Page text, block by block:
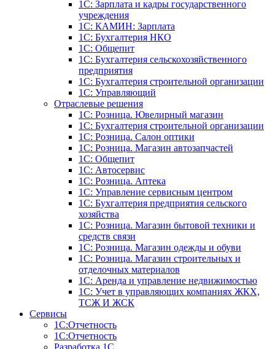
1C: Зарплата и кадры государственного
учреждения
1C: КАМИН: Зарплата
1C: Бухгалтерия НКО
1С: Общепит
1С: Бухгалтерия сельскохозяйст­венного
предприятия
1С: Бухгалтерия строительной организации
1С: Управляющий
Отраслевые решения
1С: Розница. Ювелирный магазин
1С: Бухгалтерия строительной организации
1С: Розница. Салон оптики
1С: Розница. Магазин автозапчастей
1C: Общепит
1С: Автосервис
1С: Розница. Аптека
1С: Управление сервисным центром
1С: Бухгалтерия предприятия сельского
хозяйства
1С: Розница. Магазин бытовой техники и
средств связи
1С: Розница. Магазин одежды и обуви
1С: Розница. Магазин строительных и
отделочных материалов
1С: Аренда и управление недвижимостью
1C: Учет в управляющих компаниях ЖКХ,
ТСЖ И ЖСК
Сервисы
1С:Отчетность
1С:Отчетность
Разработка 1С